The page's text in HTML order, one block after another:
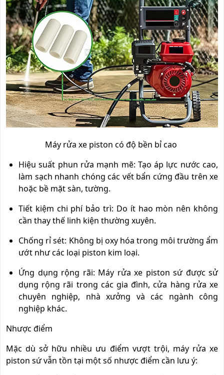
Máy rửa xe piston có độ bền bỉ cao
Hiệu suất phun rửa mạnh mẽ: Tạo áp lực nước cao,
làm sạch nhanh chóng các vết bẩn cứng đầu trên xe
hoặc bề mặt sàn, tường.
Tiết kiệm chi phí bảo trì: Do ít hao mòn nên không
cần thay thế linh kiện thường xuyên.
Chống rỉ sét: Không bị oxy hóa trong môi trường ẩm
ướt như các loại piston kim loại.
Ứng dụng rộng rãi: Máy rửa xe piston sứ được sử
dụng rộng rãi trong các gia đình, cửa hàng rửa xe
chuyên nghiệp, nhà xưởng và các ngành công
nghiệp khác.
Nhược điểm
Mặc dù sở hữu nhiều ưu điểm vượt trội, máy rửa xe
piston sứ vẫn tồn tại một số nhược điểm cần lưu ý: